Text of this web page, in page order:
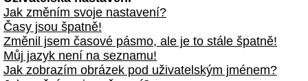
Jak změním svoje nastavení?
Časy jsou špatně!
Změnil jsem časové pásmo, ale je to stále špatně!
Můj jazyk není na seznamu!
Jak zobrazím obrázek pod uživatelským jménem?